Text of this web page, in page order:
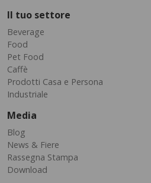
Il tuo settore
Beverage
Food
Pet Food
Caffè
Prodotti Casa e Persona
Industriale
Media
Blog
News & Fiere
Rassegna Stampa
Download